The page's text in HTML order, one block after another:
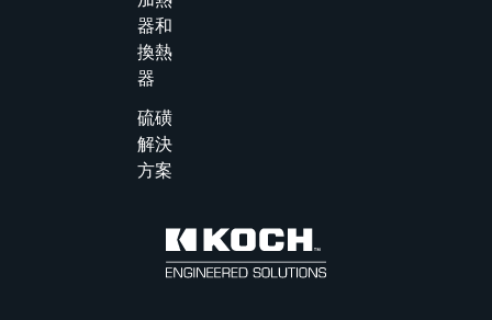
器和
換熱
器
硫磺
解決
方案